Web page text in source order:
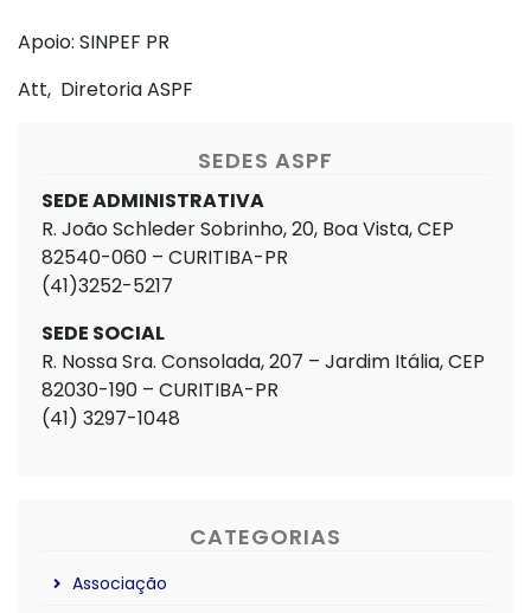
Apoio: SINPEF PR
Att, Diretoria ASPF
SEDES ASPF
SEDE ADMINISTRATIVA
R. João Schleder Sobrinho, 20, Boa Vista, CEP
82540-060 – CURITIBA-PR
(41)3252-5217
SEDE SOCIAL
R. Nossa Sra. Consolada, 207 – Jardim Itália, CEP
82030-190 – CURITIBA-PR
(41) 3297-1048
CATEGORIAS
Associação